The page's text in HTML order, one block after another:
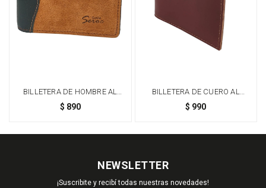
BILLETERA DE HOMBRE AL
CORTE CLASICA - OXIDO
$ 890
BILLETERA DE CUERO AL
CORTE - MARRÓN
$ 990
NEWSLETTER
¡Suscribite y recibí todas nuestras novedades!